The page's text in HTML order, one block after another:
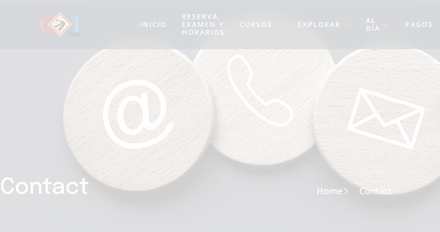
INICIO
RESERVA,
EXAMEN Y
HORARIOS
CURSOS EXPLORAR
AL
DÍA
PAGOS
Contact Home Contact